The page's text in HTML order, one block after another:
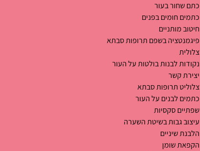
כתם שחור בעור
כתמים חומים בפנים
חיטוב מותניים
פיגמנטציה בשפם תרופות סבתא
צלולית
נקודות לבנות בולטות על העור
יצירת קשר
צלוליט תרופות סבתא
כתמים לבנים על העור
שפתיים סקסיות
עיצוב גבות בשיטת השערה
הלבנת שיניים
הקפאת שומן